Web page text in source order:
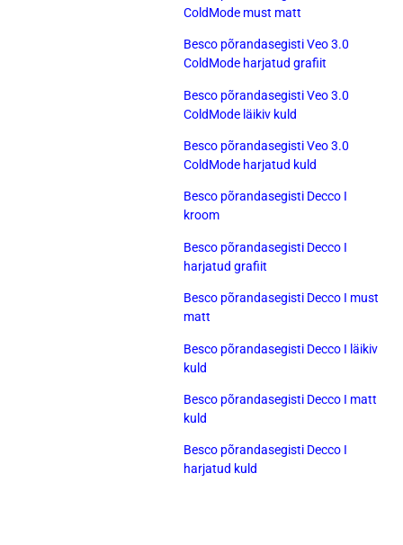
ColdMode must matt
Besco põrandasegisti Veo 3.0
ColdMode harjatud grafiit
Besco põrandasegisti Veo 3.0
ColdMode läikiv kuld
Besco põrandasegisti Veo 3.0
ColdMode harjatud kuld
Besco põrandasegisti Decco I
kroom
Besco põrandasegisti Decco I
harjatud grafiit
Besco põrandasegisti Decco I must
matt
Besco põrandasegisti Decco I läikiv
kuld
Besco põrandasegisti Decco I matt
kuld
Besco põrandasegisti Decco I
harjatud kuld